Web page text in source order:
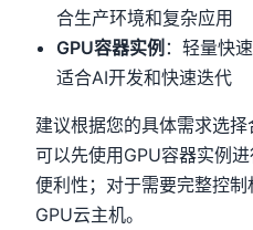
合生产环境和复杂应用
GPU容器实例 ：轻量快
适合AI开发和快速迭代
建议根据您的具体需求选择
可以先使用GPU容器实例
便利性；对于需要完整控
GPU云主机。